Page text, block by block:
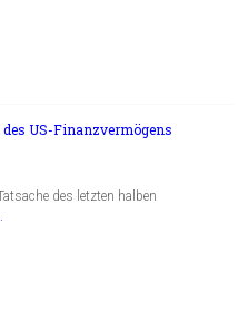
US-Finanzvermögens
des letzten halben